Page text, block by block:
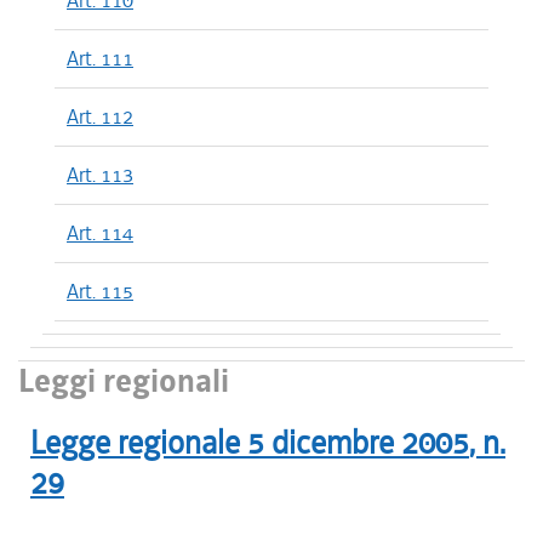
Art. 111
Art. 112
Art. 113
Art. 114
Art. 115
Leggi regionali
Legge regionale 5 dicembre 2005, n.
29